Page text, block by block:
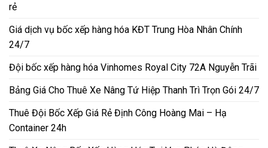
rẻ
Giá dịch vụ bốc xếp hàng hóa KĐT Trung Hòa Nhân Chính
24/7
Đội bốc xếp hàng hóa Vinhomes Royal City 72A Nguyễn Trãi
Bảng Giá Cho Thuê Xe Nâng Tứ Hiệp Thanh Trì Trọn Gói 24/7
Thuê Đội Bốc Xếp Giá Rẻ Định Công Hoàng Mai – Hạ
Container 24h